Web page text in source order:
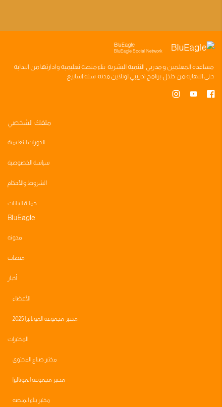
BluEagle
BluEagle Social Network
مساعده المعلمين ومدربي التنميه البشريه بناءمنصه تعليميه وادارتها من البدايه
حتى النهايه من خلال برنامج تدريبي اونلاين مدته سته اسابيع
ملفك الشخصي
الدورات التعليمية
سياسة الخصوصية
الشروط والأحكام
حماية البيانات
BluEagle
مدونه
منصات
أخبار
الأعضاء
مختبر مجموعه الموناليزا 2025
المختبرات
مختبر صناع المحتوى
مختبر مجموعه الموناليزا
مختبر بناء المنصه